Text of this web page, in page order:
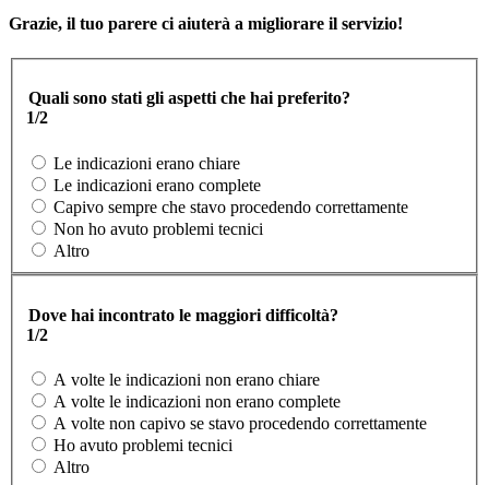
Grazie, il tuo parere ci aiuterà a migliorare il servizio!
Quali sono stati gli aspetti che hai preferito?
1/2
Le indicazioni erano chiare
Le indicazioni erano complete
Capivo sempre che stavo procedendo correttamente
Non ho avuto problemi tecnici
Altro
Dove hai incontrato le maggiori difficoltà?
1/2
A volte le indicazioni non erano chiare
A volte le indicazioni non erano complete
A volte non capivo se stavo procedendo correttamente
Ho avuto problemi tecnici
Altro